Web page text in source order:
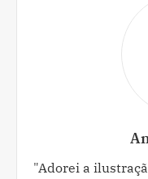
"Adorei a